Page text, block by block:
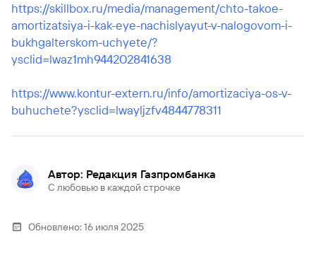
https://skillbox.ru/media/management/chto-takoe-
amortizatsiya-i-kak-eye-nachislyayut-v-nalogovom-i-
bukhgalterskom-uchyete/?
ysclid=lwaz1mh944202841638
https://www.kontur-extern.ru/info/amortizaciya-os-v-
buhuchete?ysclid=lwayljzfv4844778311
Автор: Редакция Газпромбанка
С любовью в каждой строчке
Обновлено:16 июля 2025